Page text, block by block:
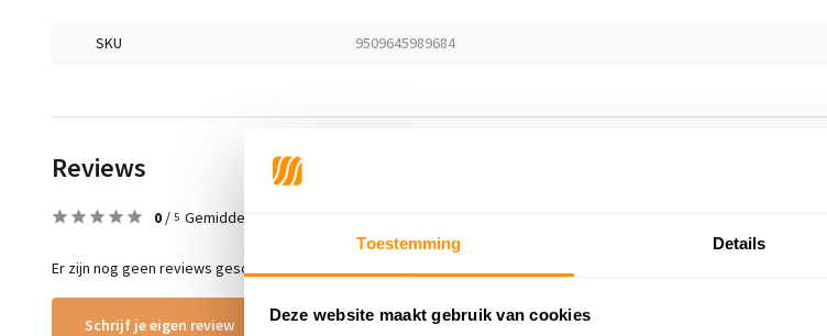
Toestemming Details
Deze website maakt gebruik van cookies
SKU 9509645989684
Reviews
0 / 5 Gemiddelde uit 0 beoordelingen
Er zijn nog geen reviews geschreven over dit product..
Schrijf je eigen review